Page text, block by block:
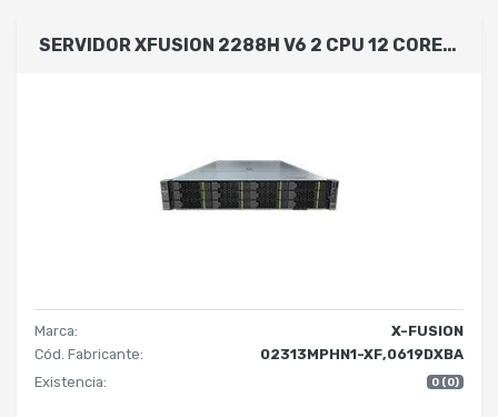
SERVIDOR XFUSION 2288H V6 2 CPU 12 CORE C/U / 64 GB EN RAM/ 2 SSD,480GB,SATA 6GB / RAID CARD MR 0,1,5,6,10,50,60,2GB CACHE
Marca:
X-FUSION
Cód. Fabricante:
02313MPHN1-XF,0619DXBA
Existencia:
0 (0)